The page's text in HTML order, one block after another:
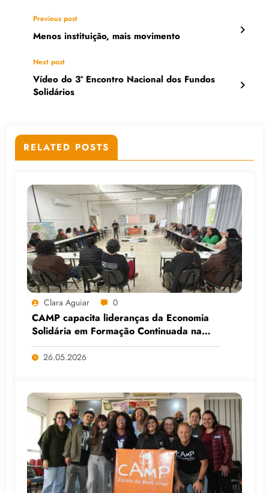
Previous post
Menos instituição, mais movimento
Next post
Vídeo do 3º Encontro Nacional dos Fundos
Solidários
RELATED POSTS
Clara Aguiar 0
CAMP capacita lideranças da Economia
Solidária em Formação Continuada na
Faculdade do Assentamento do MST, em
Viamão (RS)
26.05.2026